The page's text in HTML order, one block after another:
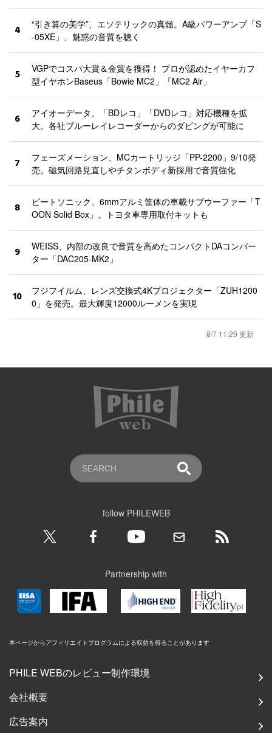
4
“引き算の美学”、エソテリックの真髄。A級パワーアンプ「S
-05XE」、魅惑の音質を聴く
5
VGPでコスパ大賞＆金賞を獲得！ プロが認めたイヤーカフ
型イヤホンBaseus「Bowie MC2」「MC2 Air」
6
アイオーデータ、「BDレコ」「DVDレコ」対応機種を拡
大。各社ブルーレイレコーダーからのダビングが可能に
7
フェーズメーション、MCカートリッジ「PP-2200」9/10発
売。磁気回路見直しやチタンボディ新採用で音質強化
8
ビートソニック、6mmアルミ筐体の車載サブウーファー「T
OON Solid Box」。トヨタ車専用取付キットも
9
WEISS、内部の改良で音質を高めたコンパクトDAコンバー
ター「DAC205-MK2」
10
フジフイルム、レンズ交換式4Kプロジェクター「ZUH1200
0」を発売。最大輝度12000ルーメンを実現
8/7 11:29 更新
follow PHILEWEB
Partnership with
本ページからアフィリエイトプログラムによる収益を得ることがあります
PHILE WEBのレビュー制作環境
会社概要
広告案内